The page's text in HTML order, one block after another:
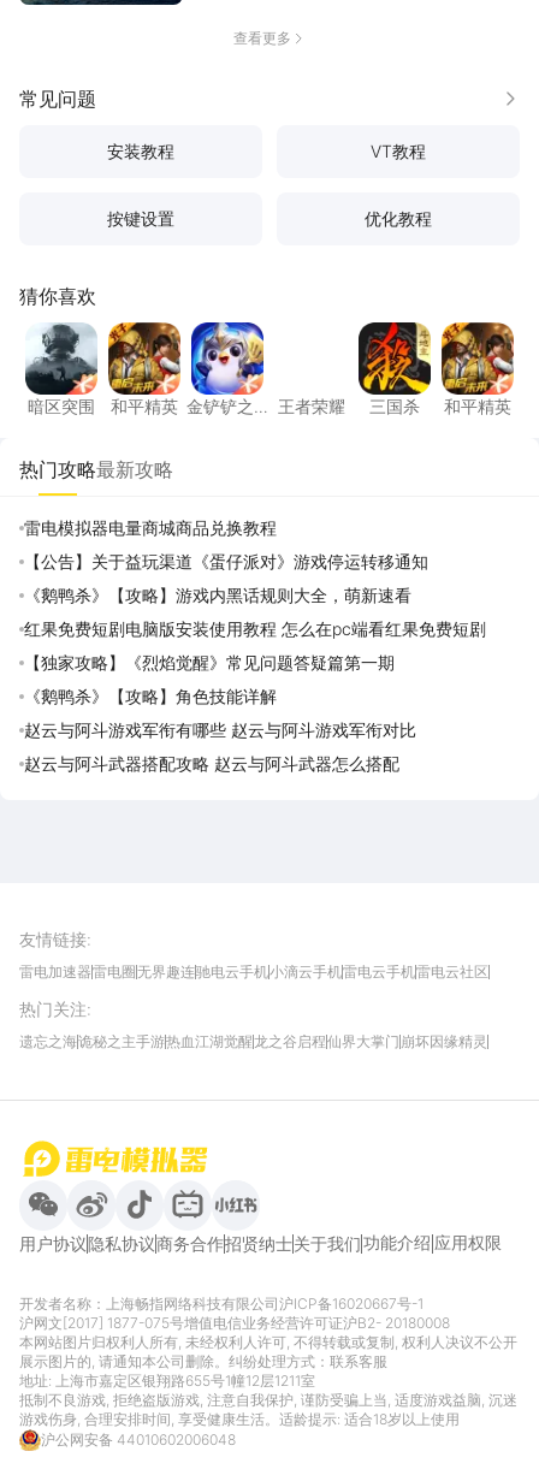
查看更多
常见问题 更多
安装教程 VT教程
按键设置 优化教程
猜你喜欢
暗区突围
暗区突围
和平精英
和平精英
金铲铲之战
金铲铲之
王者荣耀
王者荣耀
三国杀
三国杀
和平精
和平精英
热门攻略最新攻略
雷电模拟器电量商城商品兑换教程
【公告】关于益玩渠道《蛋仔派对》游戏停运转移通知
《鹅鸭杀》【攻略】游戏内黑话规则大全，萌新速看
红果免费短剧电脑版安装使用教程 怎么在pc端看红果免费短剧
【独家攻略】《烈焰觉醒》常见问题答疑篇第一期
《鹅鸭杀》【攻略】角色技能详解
赵云与阿斗游戏军衔有哪些 赵云与阿斗游戏军衔对比
赵云与阿斗武器搭配攻略 赵云与阿斗武器怎么搭配
友情链接:
雷电加速器雷电圈无界趣连驰电云手机小滴云手机雷电云手机雷电云社区
我爱vr网华军软件园
热门关注:
遗忘之海诡秘之主手游热血江湖觉醒龙之谷启程仙界大掌门 崩坏因缘精灵
用户协议隐私协议商务合作招贤纳士关于我们功能介绍 应用权限
开发者名称：上海畅指网络科技有限公司沪ICP备16020667号-1
沪网文[2017] 1877-075号增值电信业务经营许可证沪B2- 20180008
本网站图片归权利人所有, 未经权利人许可, 不得转载或复制, 权利人决议不公开
展示图片的, 请通知本公司删除。纠纷处理方式： 联系客服
地址: 上海市嘉定区银翔路655号1幢12层1211室
抵制不良游戏, 拒绝盗版游戏, 注意自我保护, 谨防受骗上当, 适度游戏益脑, 沉迷
游戏伤身, 合理安排时间, 享受健康生活。适龄提示: 适合18岁以上使用
沪公网安备 44010602006048
首页
微信
微博 抖音 哔哩哔哩